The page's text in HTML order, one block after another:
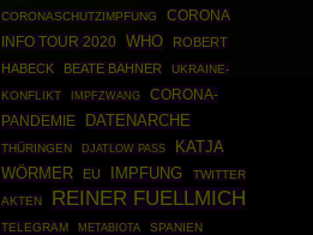
CORONASCHUTZIMPFUNG
CORONA
INFO TOUR 2020
WHO
ROBERT
HABECK
BEATE BAHNER
UKRAINE-
KONFLIKT
IMPFZWANG
CORONA-
PANDEMIE
DATENARCHE
THÜRINGEN DJATLOW PASS
KATJA
WÖRMER
EU IMPFUNG
TWITTER
AKTEN
REINER FUELLMICH
TELEGRAM METABIOTA SPANIEN